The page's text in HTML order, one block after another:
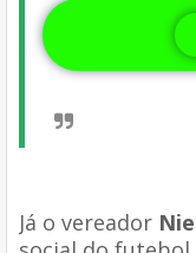
Já o vereador